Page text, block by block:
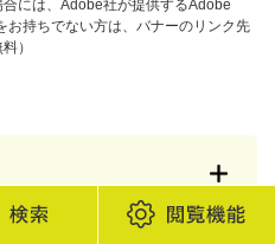
には、Adobe社が提供するAdobe
お持ちでない方は、バナーのリンク先
）